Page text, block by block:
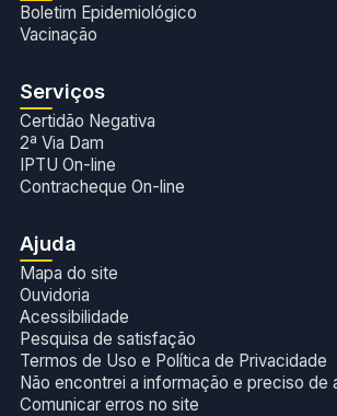
Boletim Epidemiológico
Vacinação
Serviços
Certidão Negativa
2ª Via Dam
IPTU On-line
Contracheque On-line
Ajuda
Mapa do site
Ouvidoria
Acessibilidade
Pesquisa de satisfação
Termos de Uso e Política de Privacidade
Não encontrei a informação e preciso de
Comunicar erros no site